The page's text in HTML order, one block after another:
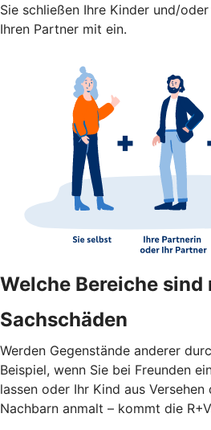
Sie schließen Ihre Kinder und/
Ihren Partner mit ein.
Welche Bereiche
Sachschäden
Werden Gegenstände anderer
Beispiel, wenn Sie bei Freunden
lassen oder Ihr Kind aus Versehen
Nachbarn anmalt – kommt die